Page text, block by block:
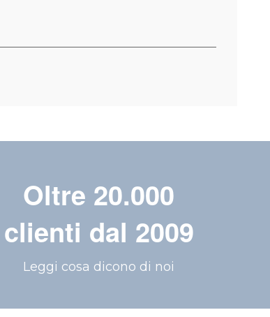
Oltre 20.000
clienti dal 2009
Leggi cosa dicono di noi